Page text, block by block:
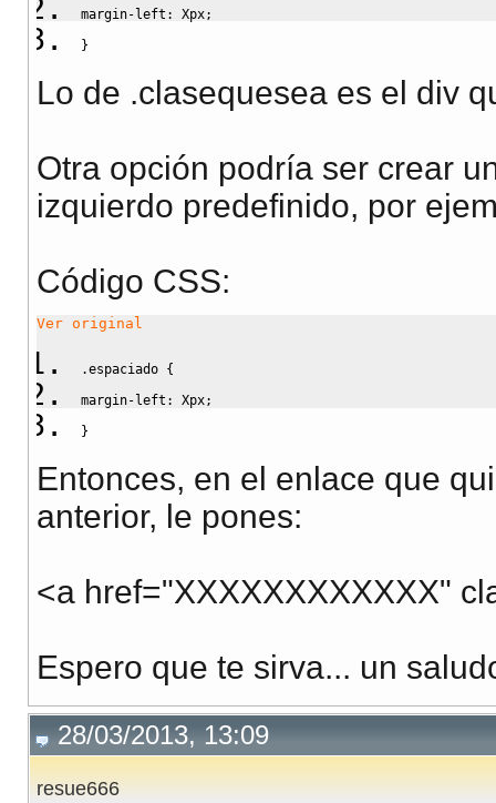
margin-left : Xpx;
}
Lo de .clasequesea es el div
Otra opción podría ser crear
izquierdo predefinido, por
Código CSS:
Ver original
.espaciado {
margin-left : Xpx;
}
Entonces, en el enlace que
anterior, le pones:
<a href="XXXXXXXXXXXX"
Espero que te sirva... un
28/03/2013, 13:09
resue666